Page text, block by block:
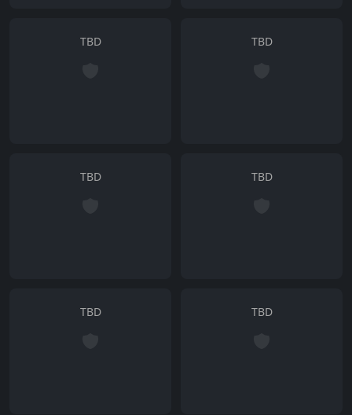
TBD TBD
TBD TBD
TBD TBD